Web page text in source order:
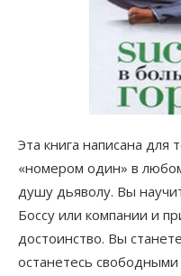
Эта книга написана для
«номером один» в
душу дьяволу. Вы
Боссу или компании и
достоинство. Вы
останетесь свободными